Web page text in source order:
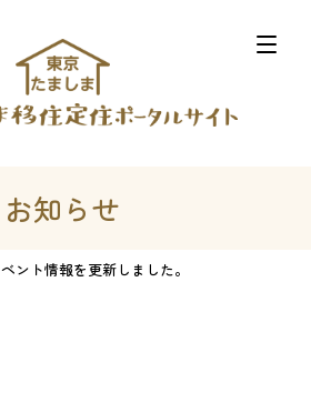
お知らせ
ント情報を更新しました。